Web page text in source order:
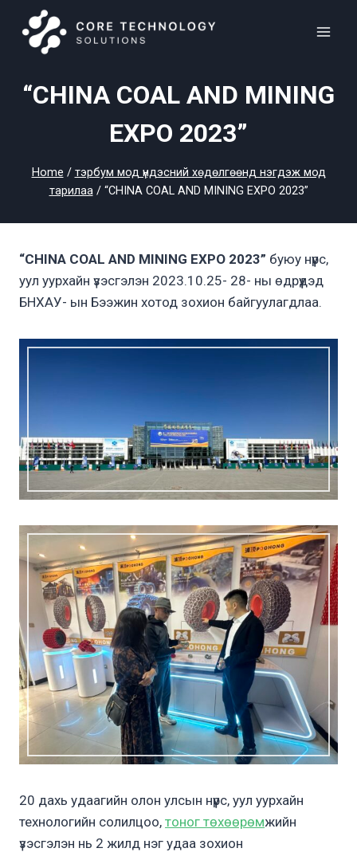
content
“CHINA COAL AND MINING
EXPO 2023”
Home / тэрбум мод үндэсний хөдөлгөөнд нэгдэж мод
тарилаа / “CHINA COAL AND MINING EXPO 2023”
“CHINA COAL AND MINING EXPO 2023” буюу нүүрс,
уул уурхайн үзэсгэлэн 2023.10.25- 28- ны өдрүүдэд
БНХАУ- ын Бээжин хотод зохион байгуулагдлаа.
20 дахь удаагийн олон улсын нүүрс, уул уурхайн
технологийн солилцоо, тоног төхөөрөмжийн
үзэсгэлэн нь 2 жилд нэг удаа зохион